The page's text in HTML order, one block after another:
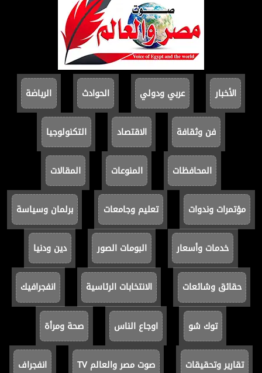
الأخبار عربي ودولي الحوادث الرياضة
فن وثقافة الاقتصاد التكنولوجيا
المحافظات المنوعات المقالات
مؤتمرات وندوات تعليم وجامعات برلمان وسياسة
خدمات وأسعار البومات الصور دين ودنيا
حقائق وشائعات الانتخابات الرئاسية انفجرافيك
توك شو اوجاع الناس صحة ومرأة
تقارير وتحقيقات صوت مصر والعالم TV انفجراف